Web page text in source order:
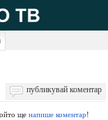
публикувай коментар
ще напише коментар!